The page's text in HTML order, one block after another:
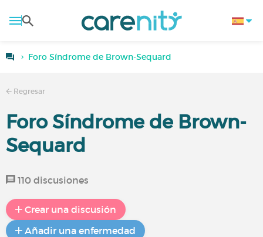
Foro Síndrome de Brown-Sequard
Regresar
Foro Síndrome de Brown-
Sequard
110 discusiones
Crear una discusión
Añadir una enfermedad